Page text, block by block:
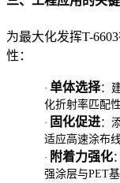
为最大化发挥T-
性：
· 单体选择：
化折射率匹配性
· 固化促进：
适应高速涂布线
· 附着力强化
强涂层与PET